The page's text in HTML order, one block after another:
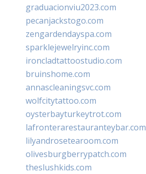
graduacionviu2023.com
pecanjackstogo.com
zengardendayspa.com
sparklejewelryinc.com
ironcladtattoostudio.com
bruinshome.com
annascleaningsvc.com
wolfcitytattoo.com
oysterbayturkeytrot.com
lafronterarestauranteybar.com
lilyandrosetearoom.com
olivesburgberrypatch.com
theslushkids.com